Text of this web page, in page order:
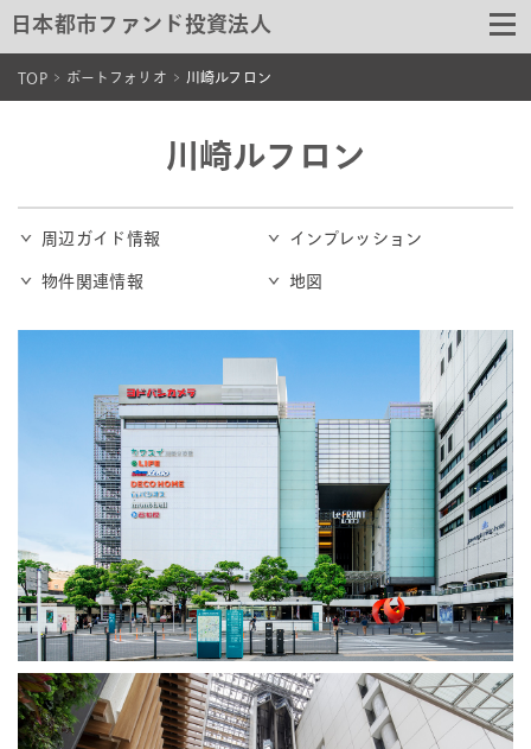
日本都市ファンド投資法人
TOP ポートフォリオ 川崎ルフロン
川崎ルフロン
周辺ガイド情報
インプレッション
物件関連情報
地図